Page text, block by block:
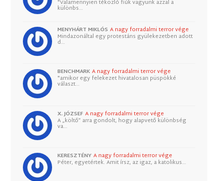
"Valamennyien tékozló fiúk vagyunk azzal a
különbs…
MENYHÁRT MIKLÓS A nagy forradalmi terror vége
Mindazonáltal egy protestáns gyülekezetben adott
d…
BENCHMARK A nagy forradalmi terror vége
"amikor egy felekezet hivatalosan püspökké
választ…
X. JÓZSEF A nagy forradalmi terror vége
A „költő” arra gondolt, hogy alapvető különbség
va…
KERESZTÉNY A nagy forradalmi terror vége
Péter, egyetértek. Amit írsz, az igaz, a katolikus…